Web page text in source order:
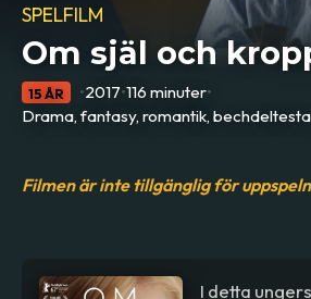
SPELFILM
Om själ och
15 ÅR •2017•116 minuter•
Drama, fantasy, romantik,
Filmen är inte tillgänglig för
I detta